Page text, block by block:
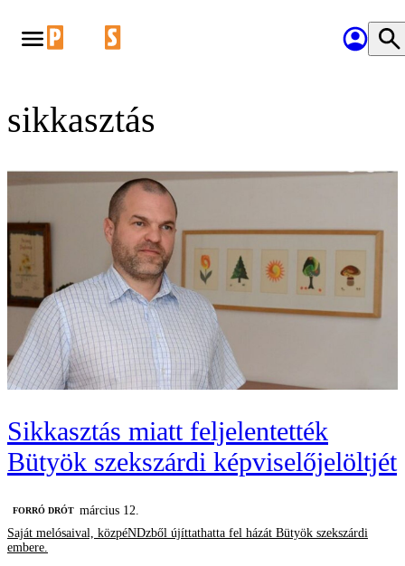
sikkasztás
Sikkasztás miatt feljelentették
Bütyök szekszárdi képviselőjelöltjét
FORRÓ DRÓT március 12.
Saját melósaival, közpéNDzből újíttathatta fel házát Bütyök szekszárdi
embere.